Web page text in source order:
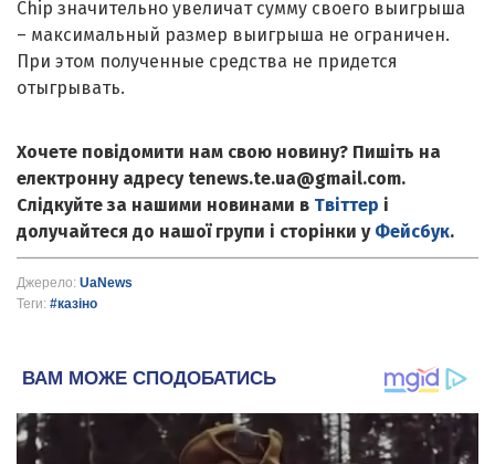
Chip значительно увеличат сумму своего выигрыша
– максимальный размер выигрыша не ограничен.
При этом полученные средства не придется
отыгрывать.
Хочете повідомити нам свою новину? Пишіть на
електронну адресу tenews.te.ua@gmail.com.
Слідкуйте за нашими новинами в Твіттер і
долучайтеся до нашої групи і сторінки у Фейсбук.
Джерело: UaNews
Теги: #казіно